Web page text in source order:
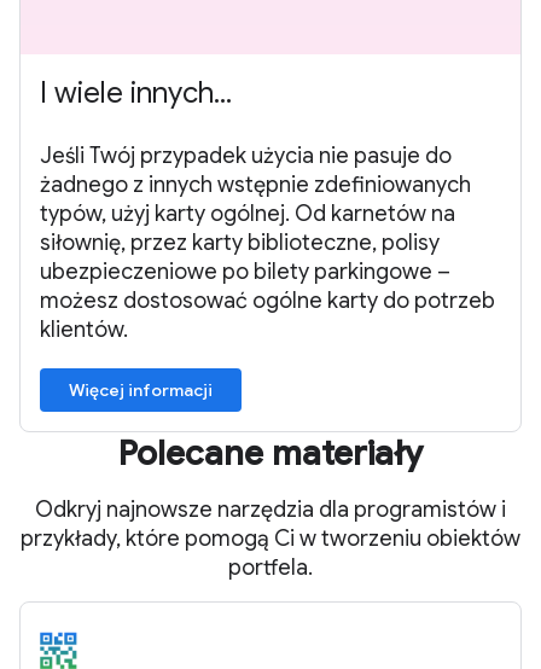
I wiele innych...
Jeśli Twój przypadek użycia nie pasuje do
żadnego z innych wstępnie zdefiniowanych
typów, użyj karty ogólnej. Od karnetów na
siłownię, przez karty biblioteczne, polisy
ubezpieczeniowe po bilety parkingowe –
możesz dostosować ogólne karty do potrzeb
klientów.
Więcej informacji
Polecane materiały
Odkryj najnowsze narzędzia dla programistów i
przykłady, które pomogą Ci w tworzeniu obiektów
portfela.